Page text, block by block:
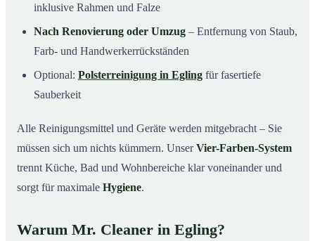
inklusive Rahmen und Falze
Nach Renovierung oder Umzug – Entfernung von Staub,
Farb- und Handwerkerrückständen
Optional: Polsterreinigung in Egling für fasertiefe
Sauberkeit
Alle Reinigungsmittel und Geräte werden mitgebracht – Sie
müssen sich um nichts kümmern. UnserVier-Farben-System
trennt Küche, Bad und Wohnbereiche klar voneinander und
sorgt für maximale Hygiene.
Warum Mr. Cleaner in Egling?